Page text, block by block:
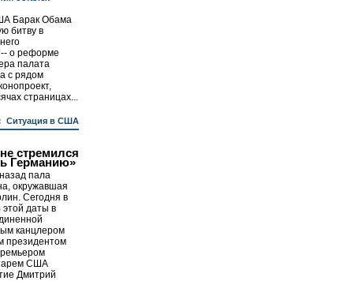
Барак Обама
битву в
-- о реформе
палата
с рядом
страницах...
Ситуация в США
стремился
Германию»
пала
окружавшая
Сегодня в
даты в
канцлером
президентом
США
Дмитрий